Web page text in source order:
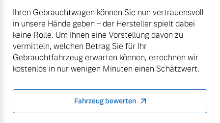
Ihren Gebrauchtwagen können Sie nun vertrauensvoll
in unsere Hände geben – der Hersteller spielt dabei
keine Rolle. Um Ihnen eine Vorstellung davon zu
vermitteln, welchen Betrag Sie für Ihr
Gebrauchtfahrzeug erwarten können, errechnen wir
kostenlos in nur wenigen Minuten einen Schätzwert.
Fahrzeug bewerten